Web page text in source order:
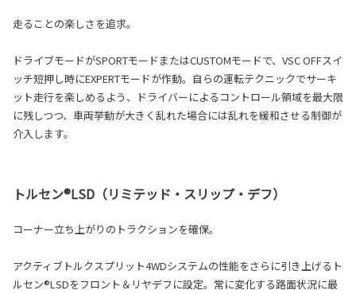
走ることの楽しさを追求。
ドライブモードがSPORTモードまたはCUSTOMモードで、VSC OFFスイ
ッチ短押し時にEXPERTモードが作動。自らの運転テクニックでサーキ
ット走行を楽しめるよう、ドライバーによるコントロール領域を最大限
に残しつつ、車両挙動が大きく乱れた場合には乱れを緩和させる制御が
介入します。
トルセン®LSD（リミテッド・スリップ・デフ）
コーナー立ち上がりのトラクションを確保。
アクティブトルクスプリット4WDシステムの性能をさらに引き上げるト
ルセン®LSDをフロント＆リヤデフに設定。常に変化する路面状況に最